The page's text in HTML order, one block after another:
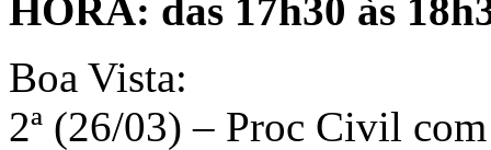
HORA: das 17h30 às
Boa Vista:
2ª (26/03) – Proc Civil